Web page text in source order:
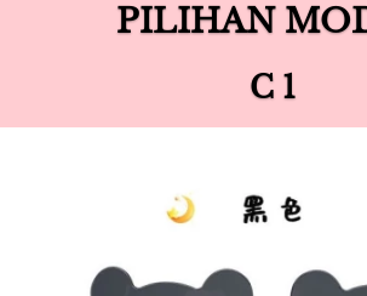
PILIHAN
C 1